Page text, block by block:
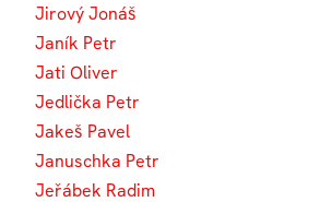
Jirový Jonáš
Janík Petr
Jati Oliver
Jedlička Petr
Jakeš Pavel
Januschka Petr
Jeřábek Radim